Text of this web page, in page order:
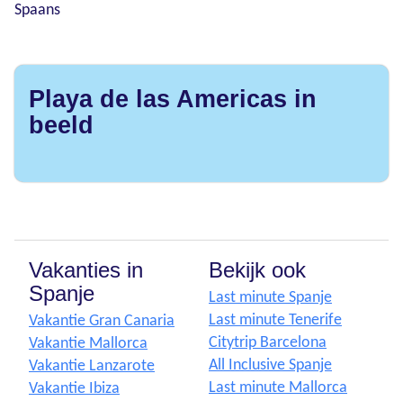
Spaans
Playa de las Americas in
beeld
Vakanties in
Spanje
Vakantie Gran Canaria
Vakantie Mallorca
Vakantie Lanzarote
Vakantie Ibiza
Bekijk ook
Last minute Spanje
Last minute Tenerife
Citytrip Barcelona
All Inclusive Spanje
Last minute Mallorca